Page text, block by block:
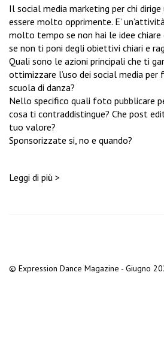
Il social media marketing per chi
essere molto opprimente. E’
molto tempo se non hai le idee
se non ti poni degli obiettivi chiari e
Quali sono le azioni principali che ti
ottimizzare l’uso dei social media per
scuola di danza?
Nello specifico quali foto pubblicare
cosa ti contraddistingue? Che post
tuo valore?
Sponsorizzate si, no e quando?
Leggi di più >
© Expression Dance Magazine - Giugno